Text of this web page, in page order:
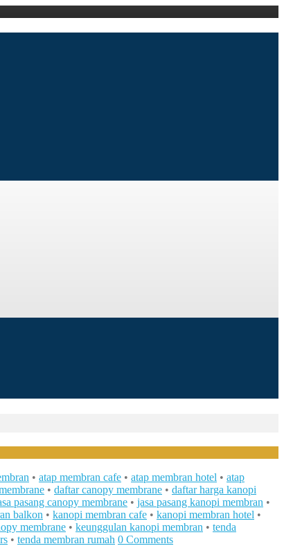
• atap membran cafe • atap membran hotel • atap
• daftar canopy membrane • daftar harga kanopi
pasang canopy membrane • jasa pasang kanopi membran •
balkon • kanopi membran cafe • kanopi membran hotel •
membrane • keunggulan kanopi membran • tenda
• tenda membran rumah 0 Comments